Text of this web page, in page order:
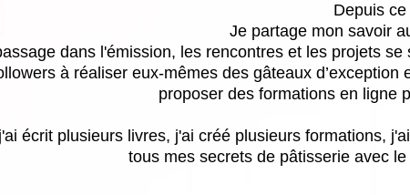
Depuis ce
Je partage mon savoir
dans l'émission, les rencontres et les projets
à réaliser eux-mêmes des gâteaux
proposer des formations en ligne
écrit plusieurs livres, j'ai créé plusieurs formations,
tous mes secrets de pâtisserie avec